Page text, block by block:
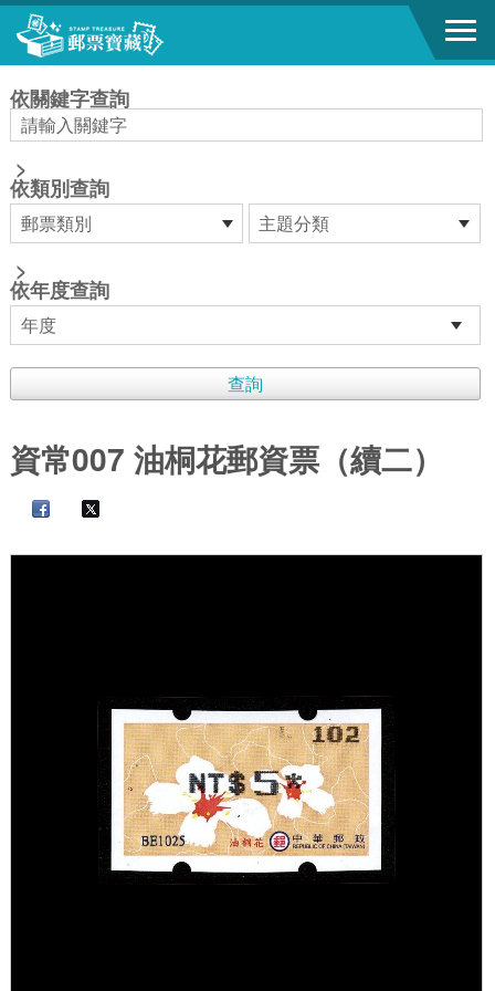
跳到主要內容區塊
依關鍵字查詢
>
依類別查詢
>
依年度查詢
資常007 油桐花郵資票（續二）